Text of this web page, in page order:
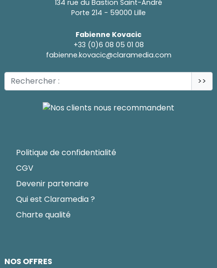
134 rue du Bastion Saint-André
Porte 214 - 59000 Lille
Fabienne Kovacic
+33 (0)6 08 05 01 08
fabienne.kovacic@claramedia.com
>>
Politique de confidentialité
CGV
Devenir partenaire
Qui est Claramedia ?
Charte qualité
NOS OFFRES